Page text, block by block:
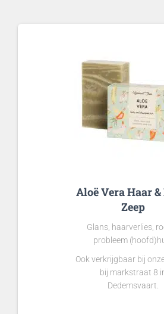
Aloë Vera Haar
Zeep
Glans, haarverlies,
probleem
Ook verkrijgbaar bij
bij markstraat 8
Dedemsvaart.